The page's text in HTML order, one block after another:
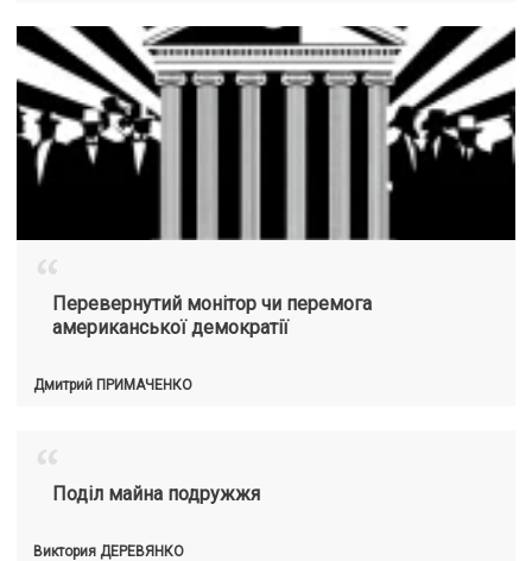
“Перевернутий монітор чи перемога
американської демократії
Дмитрий ПРИМАЧЕНКО
“Поділ майна подружжя
Виктория ДЕРЕВЯНКО